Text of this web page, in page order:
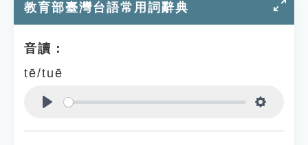
教育部臺灣台語常用詞辭典
音讀：
tē/tuē